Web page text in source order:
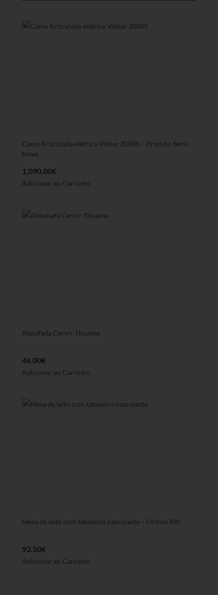
Cama Articulada elétrica Völker 3080S – Produto Semi-
Novo
1,090.00€
Adicionar ao Carrinho
Almofada Cervi+ Thuasne
46.00€
Adicionar ao Carrinho
Mesa de leito com tabuleiro basculante – Orthos XXI
93.50€
Adicionar ao Carrinho